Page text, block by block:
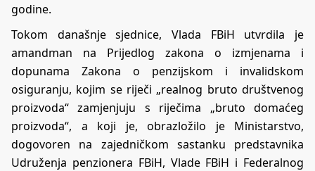
godine.
Tokom današnje sjednice, Vlada FBiH utvrdila je
amandman na Prijedlog zakona o izmjenama i
dopunama Zakona o penzijskom i invalidskom
osiguranju, kojim se riječi „realnog bruto društvenog
proizvoda“ zamjenjuju s riječima „bruto domaćeg
proizvoda“, a koji je, obrazložilo je Ministarstvo,
dogovoren na zajedničkom sastanku predstavnika
Udruženja penzionera FBiH, Vlade FBiH i Federalnog